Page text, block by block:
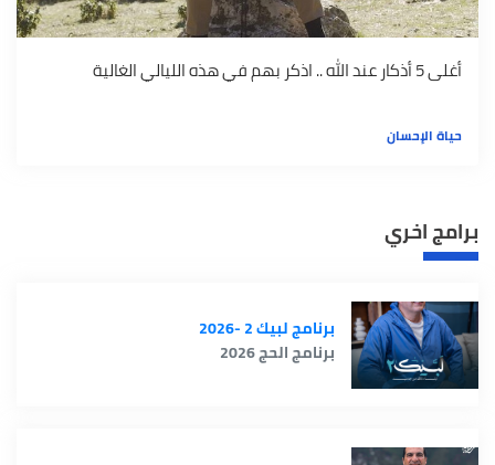
أغلى 5 أذكار عند الله .. اذكر بهم في هذه الليالي الغالية
حياة الإحسان
برامج اخري
برنامج لبيك 2 -2026
برنامج الحج 2026